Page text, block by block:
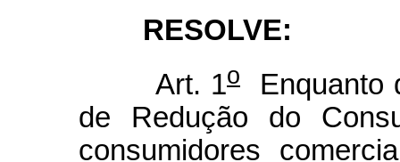
RESOLVE:
Art. 1o
Enquanto
de Redução do
consumidores